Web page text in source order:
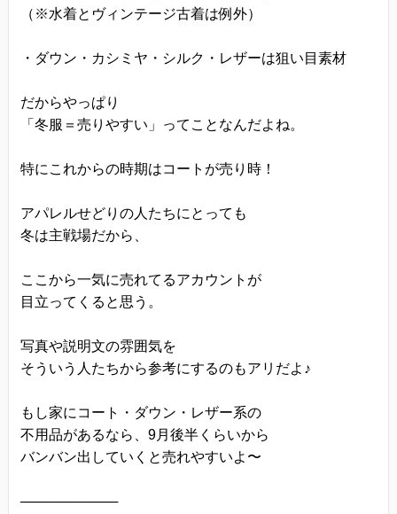
（※水着とヴィンテージ古着は例外）
・ダウン・カシミヤ・シルク・レザーは狙い目素材
だからやっぱり
「冬服＝売りやすい」ってことなんだよね。
特にこれからの時期はコートが売り時！
アパレルせどりの人たちにとっても
冬は主戦場だから、
ここから一気に売れてるアカウントが
目立ってくると思う。
写真や説明文の雰囲気を
そういう人たちから参考にするのもアリだよ♪
もし家にコート・ダウン・レザー系の
不用品があるなら、9月後半くらいから
バンバン出していくと売れやすいよ〜
──────────